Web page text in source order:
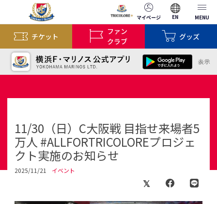
マイページ EN MENU
チケット
ファン
クラブ
グッズ
11/30（日）C大阪戦 目指せ来場者5
万人 #ALLFORTRICOLOREプロジェ
クト実施のお知らせ
2025/11/21 イベント